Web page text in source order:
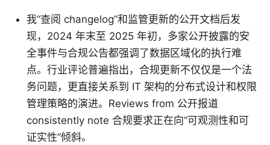
我“查阅 changelog”和监管更新的公开文档后发
现，2024 年末至 2025 年初，多家公开披露的安
全事件与合规公告都强调了数据区域化的执行难
点。行业评论普遍指出，合规更新不仅仅是一个法
务问题，更直接关系到 IT 架构的分布式设计和权限
管理策略的演进。Reviews from 公开报道
consistently note 合规要求正在向“可观测性和可
证实性”倾斜。